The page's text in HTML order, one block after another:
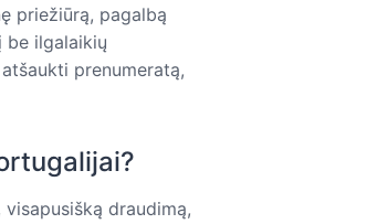
priežiūrą, pagalbą
be ilgalaikių
prenumeratą,
draudimą,